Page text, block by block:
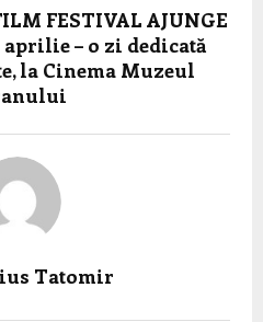
FESTIVAL AJUNGE
aprilie – o zi dedicată
la Cinema Muzeul
Tatomir